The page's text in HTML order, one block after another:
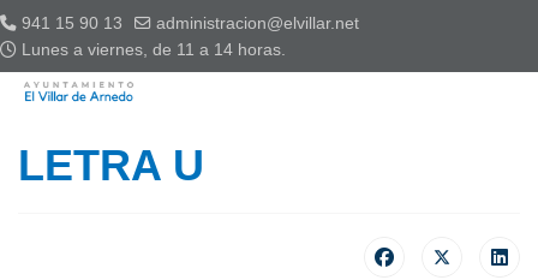
941 15 90 13
administracion@elvillar.net
Lunes a viernes, de 11 a 14 horas.
LETRA U